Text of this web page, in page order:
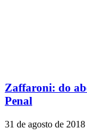
Zaffaroni: do
Penal
31 de agosto de 2018